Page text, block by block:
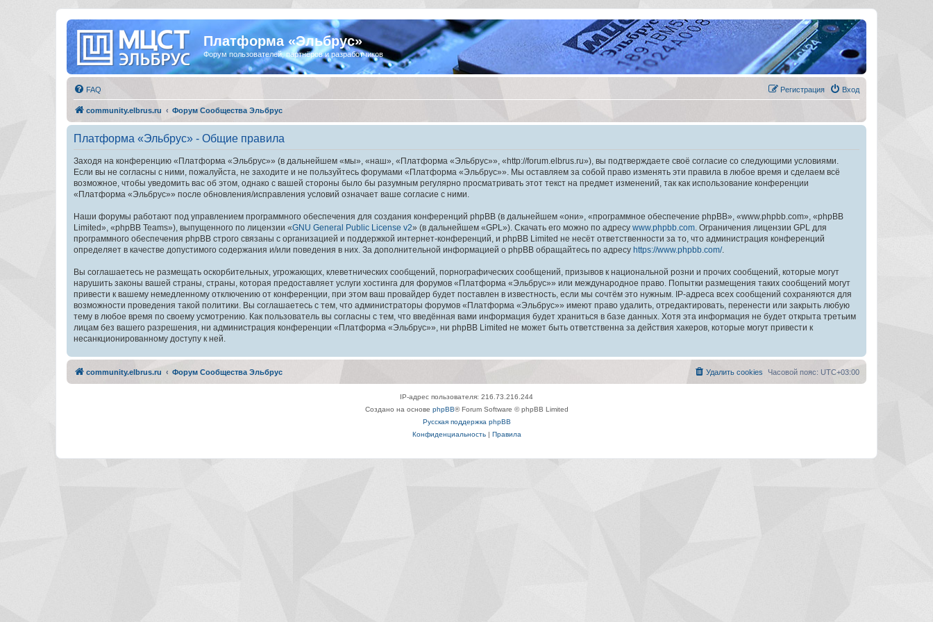
Платформа «Эльбрус»
Форум пользователей, партнёров и разработчиков
FAQ Вход
Регистрация
community.elbrus.ru Форум Сообщества Эльбрус
Платформа «Эльбрус» - Общие правила
Заходя на конференцию «Платформа «Эльбрус»» (в дальнейшем «мы», «наш», «Платформа «Эльбрус»», «http://forum.elbrus.ru»), вы подтверждаете своё согласие со следующими условиями.
Если вы не согласны с ними, пожалуйста, не заходите и не пользуйтесь форумами «Платформа «Эльбрус»». Мы оставляем за собой право изменять эти правила в любое время и сделаем всё
возможное, чтобы уведомить вас об этом, однако с вашей стороны было бы разумным регулярно просматривать этот текст на предмет изменений, так как использование конференции
«Платформа «Эльбрус»» после обновления/исправления условий означает ваше согласие с ними.
Наши форумы работают под управлением программного обеспечения для создания конференций phpBB (в дальнейшем «они», «программное обеспечение phpBB», «www.phpbb.com», «phpBB
Limited», «phpBB Teams»), выпущенного по лицензии «GNU General Public License v2» (в дальнейшем «GPL»). Скачать его можно по адресу www.phpbb.com . Ограничения лицензии GPL для
программного обеспечения phpBB строго связаны с организацией и поддержкой интернет-конференций, и phpBB Limited не несёт ответственности за то, что администрация конференций
определяет в качестве допустимого содержания и/или поведения в них. За дополнительной информацией о phpBB обращайтесь по адресу https://www.phpbb.com/.
Вы соглашаетесь не размещать оскорбительных, угрожающих, клеветнических сообщений, порнографических сообщений, призывов к национальной розни и прочих сообщений, которые могут
нарушить законы вашей страны, страны, которая предоставляет услуги хостинга для форумов «Платформа «Эльбрус»» или международное право. Попытки размещения таких сообщений могут
привести к вашему немедленному отключению от конференции, при этом ваш провайдер будет поставлен в известность, если мы сочтём это нужным. IP-адреса всех сообщений сохраняются для
возможности проведения такой политики. Вы соглашаетесь с тем, что администраторы форумов «Платформа «Эльбрус»» имеют право удалить, отредактировать, перенести или закрыть любую
тему в любое время по своему усмотрению. Как пользователь вы согласны с тем, что введённая вами информация будет храниться в базе данных. Хотя эта информация не будет открыта третьим
лицам без вашего разрешения, ни администрация конференции «Платформа «Эльбрус»», ни phpBB Limited не может быть ответственна за действия хакеров, которые могут привести к
несанкционированному доступу к ней.
community.elbrus.ru Форум Сообщества Эльбрус Часовой пояс: UTC+03:00
Удалить cookies
IP-адрес пользователя: 216.73.216.244
Создано на основе phpBB® Forum Software © phpBB Limited
Русская поддержка phpBB
Конфиденциальность| Правила